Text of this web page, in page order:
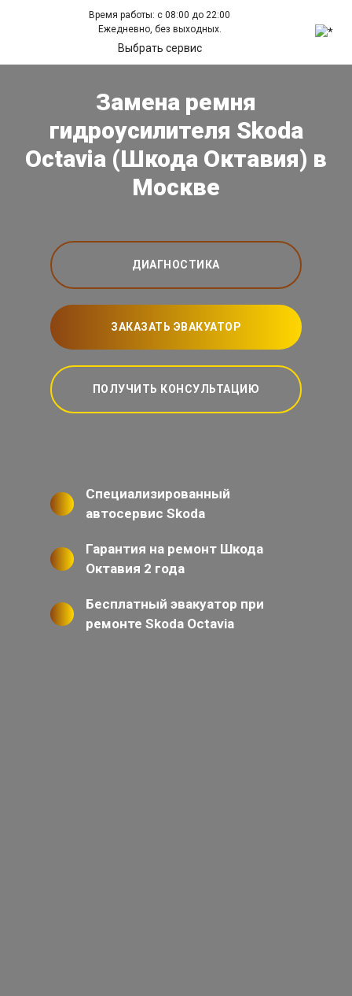
Время работы: с 08:00 до 22:00
Ежедневно, без выходных.
Выбрать сервис
Замена ремня
гидроусилителя Skoda
Octavia (Шкода Октавия) в
Москве
ДИАГНОСТИКА
ЗАКАЗАТЬ ЭВАКУАТОР
ПОЛУЧИТЬ КОНСУЛЬТАЦИЮ
Специализированный
автосервис Skoda
Гарантия на ремонт Шкода
Октавия 2 года
Бесплатный эвакуатор при
ремонте Skoda Octavia